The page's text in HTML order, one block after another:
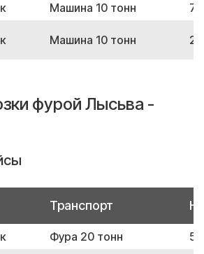
Машина 10 тонн
Машина 10 тонн
фурой Лысьва -
Транспорт
Фура 20 тонн